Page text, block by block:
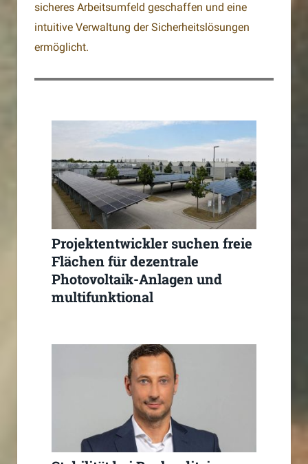
sicheres Arbeitsumfeld geschaffen und eine
intuitive Verwaltung der Sicherheitslösungen
ermöglicht.
Projektentwickler suchen freie
Flächen für dezentrale
Photovoltaik-Anlagen und
multifunktional